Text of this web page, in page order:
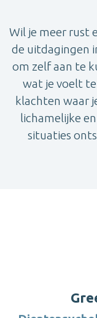
Wil je meer rust
de uitdagingen
om zelf aan te
wat je voelt
klachten waar
lichamelijke
situaties